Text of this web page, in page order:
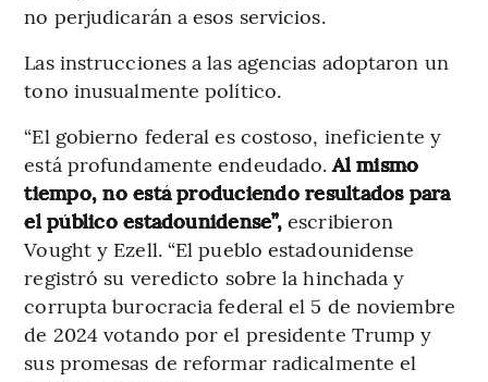
no perjudicarán a esos servicios.
Las instrucciones a las agencias adoptaron un
tono inusualmente político.
“El gobierno federal es costoso, ineficiente y
está profundamente endeudado.Al mismo
tiempo, no está produciendo resultados para
el público estadounidense”,escribieron
Vought y Ezell. “El pueblo estadounidense
registró su veredicto sobre la hinchada y
corrupta burocracia federal el 5 de noviembre
de 2024 votando por el presidente Trump y
sus promesas de reformar radicalmente el